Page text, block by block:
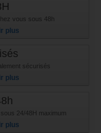
vous sous 48h
plus
sécurisés
plus
24/48H maximum
plus